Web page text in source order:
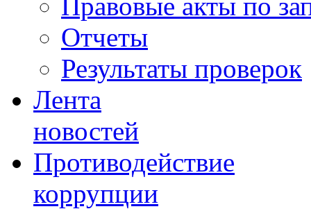
Отчеты
Результаты проверок
Лента
новостей
Противодействие
коррупции